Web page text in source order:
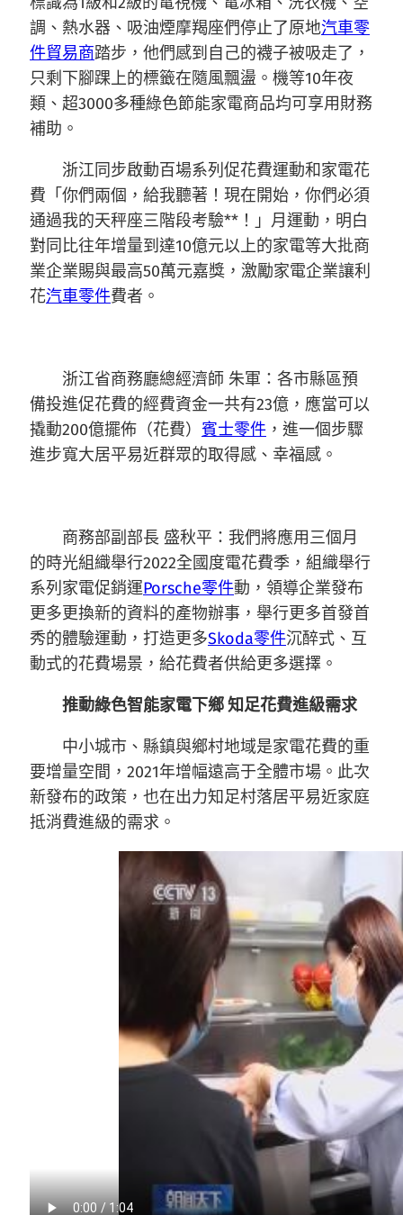
調、熱水器、吸油煙摩羯座們停止了原地汽車零
件貿易商踏步，他們感到自己的襪子被吸走了，
只剩下腳踝上的標籤在隨風飄盪。機等10年夜
類、超3000多種綠色節能家電商品均可享用財務
補助。
浙江同步啟動百場系列促花費運動和家電花
費「你們兩個，給我聽著！現在開始，你們必須
通過我的天秤座三階段考驗**！」月運動，明白
對同比往年增量到達10億元以上的家電等大批商
業企業賜與最高50萬元嘉獎，激勵家電企業讓利
花汽車零件費者。
浙江省商務廳總經濟師 朱軍：各市縣區預
備投進促花費的經費資金一共有23億，應當可以
撬動200億擺佈（花費） 賓士零件 ，進一個步驟
進步寬大居平易近群眾的取得感、幸福感。
商務部副部長 盛秋平：我們將應用三個月
的時光組織舉行2022全國度電花費季，組織舉行
系列家電促銷運Porsche零件動，領導企業發布
更多更換新的資料的產物辦事，舉行更多首發首
秀的體驗運動，打造更多Skoda零件沉醉式、互
動式的花費場景，給花費者供給更多選擇。
推動綠色智能家電下鄉 知足花費進級需求
中小城市、縣鎮與鄉村地域是家電花費的重
要增量空間，2021年增幅遠高于全體市場。此次
新發布的政策，也在出力知足村落居平易近家庭
抵消費進級的需求。